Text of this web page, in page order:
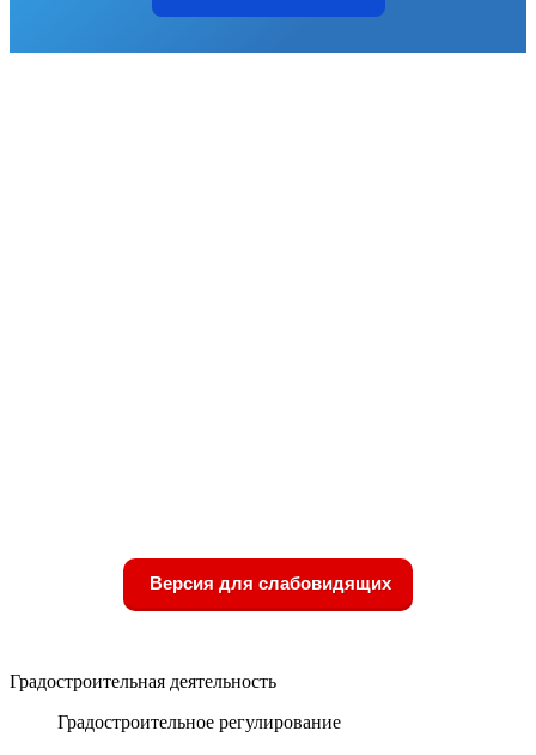
Версия для слабовидящих
Градостроительная деятельность
Градостроительное регулирование